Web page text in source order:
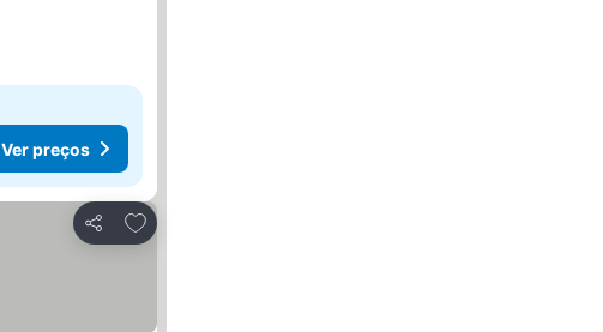
Ver preços
Partilhar
Adicionar aos favoritos